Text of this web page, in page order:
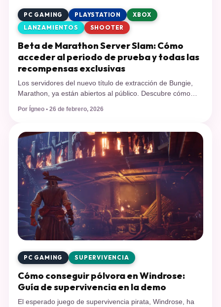
PC GAMING PLAYSTATION
XBOX
LANZAMIENTOS
SHOOTER
Beta de Marathon Server Slam: Cómo
acceder al periodo de prueba y todas las
recompensas exclusivas
Los servidores del nuevo título de extracción de Bungie,
Marathon, ya están abiertos al público. Descubre cómo
instalar la prueba en consolas, qué progreso se guardará y
por qué debes apresurarte en asegurar tus recursos antes
encontrado a un nuevo contendiente de peso pesado.
Bungie […]
Por Ígneo • 26 de febrero, 2026
PC GAMING SUPERVIVENCIA
Cómo conseguir pólvora en Windrose:
Guía de supervivencia en la demo
El esperado juego de supervivencia pirata, Windrose, ha